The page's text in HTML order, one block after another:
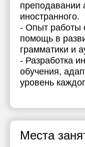
преподавании
иностранного.
- Опыт работы
помощь в
грамматики и
- Разработка
обучения,
уровень
Места